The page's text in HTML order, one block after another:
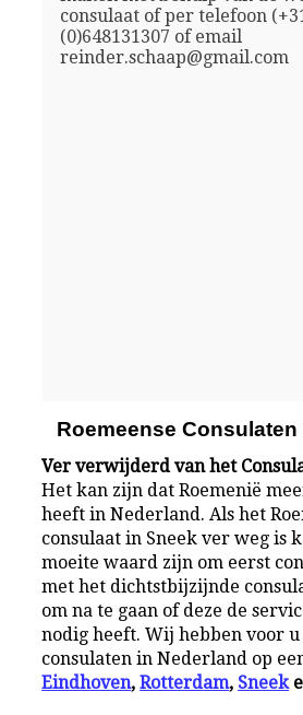
consulaat of per telefoon
(0)648131307 of email
reinder.schaap@gmail.com
Roemeense Consulaten
Ver verwijderd van het
Het kan zijn dat Roemenië
heeft in Nederland. Als het
consulaat in Sneek ver weg is
moeite waard zijn om eerst
met het dichtstbijzijnde
om na te gaan of deze de
nodig heeft. Wij hebben voor u
consulaten in Nederland op
Eindhoven,Rotterdam, Sneek